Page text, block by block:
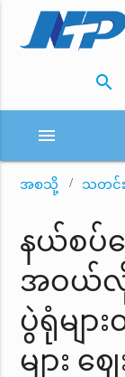
search
menu
အစသို့ သတင်း
နယ်စပ်ဒ
အဝယ်လို
ပွဲရုံမျ
များ ဈ